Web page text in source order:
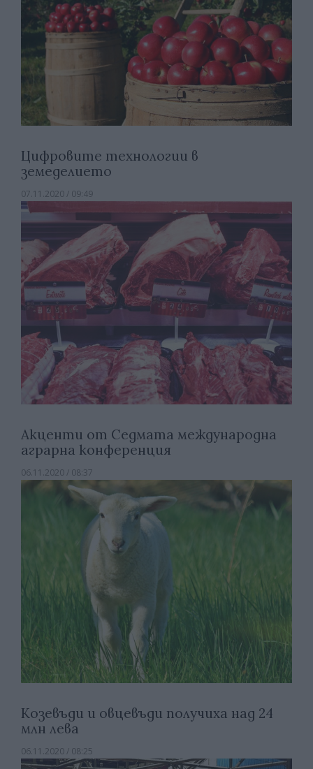
Цифровите технологии в
земеделието
07.11.2020 / 09:49
Акценти от Седмата международна
аграрна конференция
06.11.2020 / 08:37
Козевъди и овцевъди получиха над 24
млн лева
06.11.2020 / 08:25